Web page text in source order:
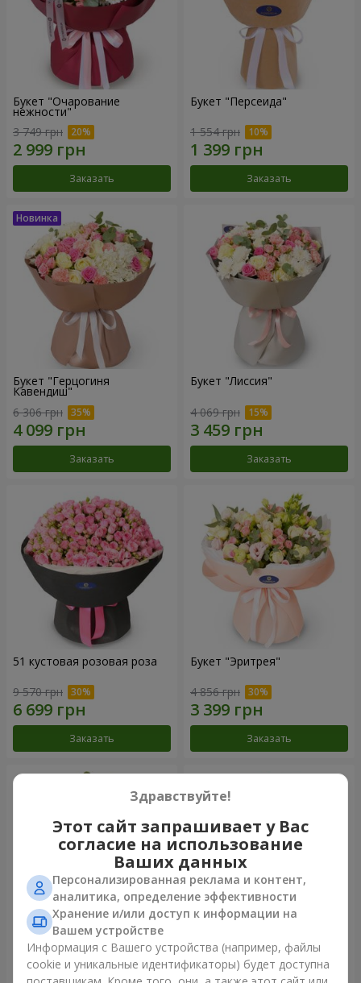
Букет "Очарование
нежности"
3 749 грн
Заказать
Букет "Персеида"
1 554 грн
Заказать
Букет "Герцогиня
Кавендиш"
6 306 грн
Заказать
Букет "Лиссия"
4 069 грн
Заказать
51 кустовая розовая роза
9 570 грн
Заказать
Букет "Эритрея"
4 856 грн
Заказать
Букет "Nude Perfume"
3 246 грн
Букет "Розовая нежность"
4 941 грн
Здравствуйте!
Этот сайт запрашивает у Вас
согласие на использование
Ваших данных
Персонализированная реклама и контент,
аналитика, определение эффективности
Хранение и/или доступ к информации на
Вашем устройстве
Информация с Вашего устройства (например, файлы
cookie и уникальные идентификаторы) будет доступна